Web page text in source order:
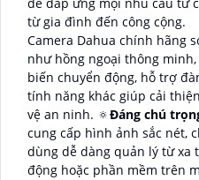
để đáp ứng mọi nhu cầu từ
từ gia đình đến công cộng.
Camera Dahua chính hãng
như hồng ngoại thông
biến chuyển động, hỗ trợ
tính năng khác giúp cải
vệ an ninh. 🔅Đáng chú
cung cấp hình ảnh sắc nét,
dùng dễ dàng quản lý từ xa
động hoặc phần mềm trên